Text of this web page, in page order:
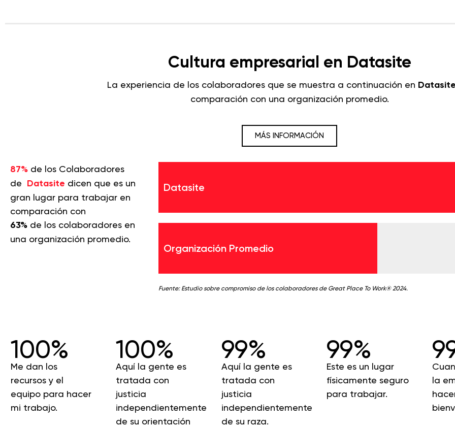
Cultura empresarial en Datasite
La experiencia de los colaboradores que se muestra a continuación en Datasite
comparación con una organización promedio.
MÁS INFORMACIÓN
87% de los Colaboradores
de Datasite dicen que es un
gran lugar para trabajar en
comparación con
63% de los colaboradores en
una organización promedio.
Datasite
Organización Promedio
Fuente: Estudio sobre compromiso de los colaboradores de Great Place To Work® 2024.
100%
Me dan los
recursos y el
equipo para hacer
mi trabajo.
100%
Aquí la gente es
tratada con
justicia
independientemente
de su orientación
99%
Aquí la gente es
tratada con
justicia
independientemente
de su raza.
99%
Este es un lugar
físicamente seguro
para trabajar.
la